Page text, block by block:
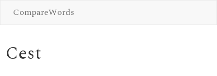
CompareWords
Cest